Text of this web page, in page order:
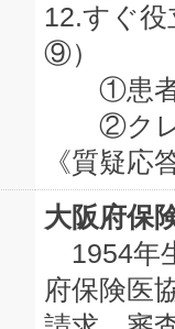
12.すぐ
⑨）
①患者
②クレ
《質疑応
大阪府
1954年
府保険医